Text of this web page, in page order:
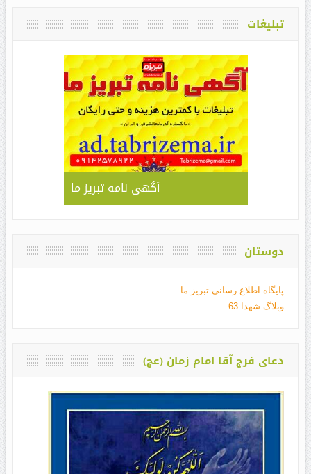
تبلیغات
آگهی نامه تبریز ما
دوستان
پایگاه اطلاع رسانی تبریز ما
وبلاگ شهدا 63
دعای فرج آقا امام زمان (عج)